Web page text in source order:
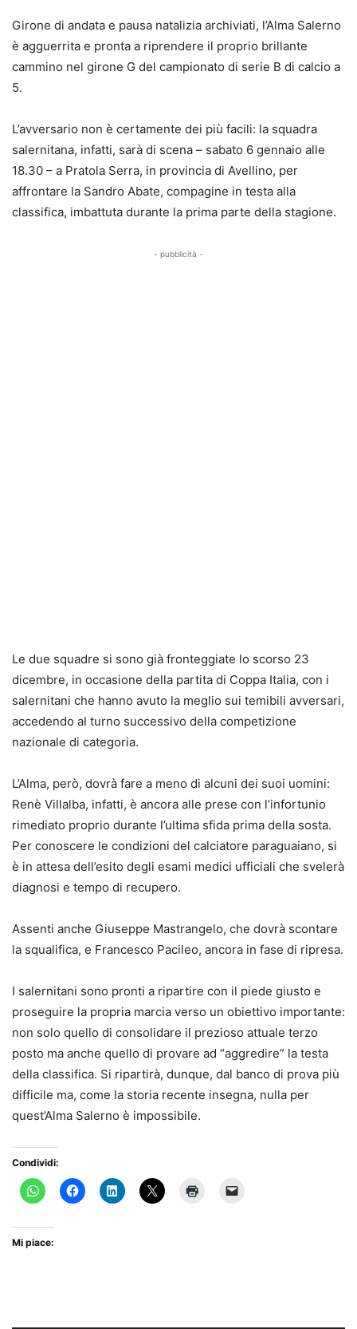
Girone di andata e pausa natalizia archiviati, l’Alma Salerno
è agguerrita e pronta a riprendere il proprio brillante
cammino nel girone G del campionato di serie B di calcio a
5.
L’avversario non è certamente dei più facili: la squadra
salernitana, infatti, sarà di scena – sabato 6 gennaio alle
18.30 – a Pratola Serra, in provincia di Avellino, per
affrontare la Sandro Abate, compagine in testa alla
classifica, imbattuta durante la prima parte della stagione.
- pubblicità -
Le due squadre si sono già fronteggiate lo scorso 23
dicembre, in occasione della partita di Coppa Italia, con i
salernitani che hanno avuto la meglio sui temibili avversari,
accedendo al turno successivo della competizione
nazionale di categoria.
L’Alma, però, dovrà fare a meno di alcuni dei suoi uomini:
Renè Villalba, infatti, è ancora alle prese con l’infortunio
rimediato proprio durante l’ultima sfida prima della sosta.
Per conoscere le condizioni del calciatore paraguaiano, si
è in attesa dell’esito degli esami medici ufficiali che svelerà
diagnosi e tempo di recupero.
Assenti anche Giuseppe Mastrangelo, che dovrà scontare
la squalifica, e Francesco Pacileo, ancora in fase di ripresa.
I salernitani sono pronti a ripartire con il piede giusto e
proseguire la propria marcia verso un obiettivo importante:
non solo quello di consolidare il prezioso attuale terzo
posto ma anche quello di provare ad “aggredire” la testa
della classifica. Si ripartirà, dunque, dal banco di prova più
difficile ma, come la storia recente insegna, nulla per
quest’Alma Salerno è impossibile.
Condividi:
Mi piace: